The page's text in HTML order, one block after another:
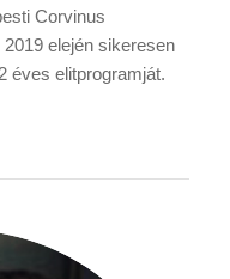
Corvinus
elején sikeresen
éves elitprogramját.